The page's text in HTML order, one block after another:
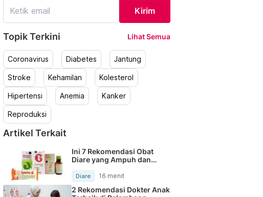
Kirim
Topik Terkini Lihat Semua
Coronavirus Diabetes Jantung
Stroke Kehamilan Kolesterol
Hipertensi Anemia Kanker
Reproduksi
Artikel Terkait
Ini 7 Rekomendasi Obat
Diare yang Ampuh dan
Diare 16 menit
2 Rekomendasi Dokter Anak